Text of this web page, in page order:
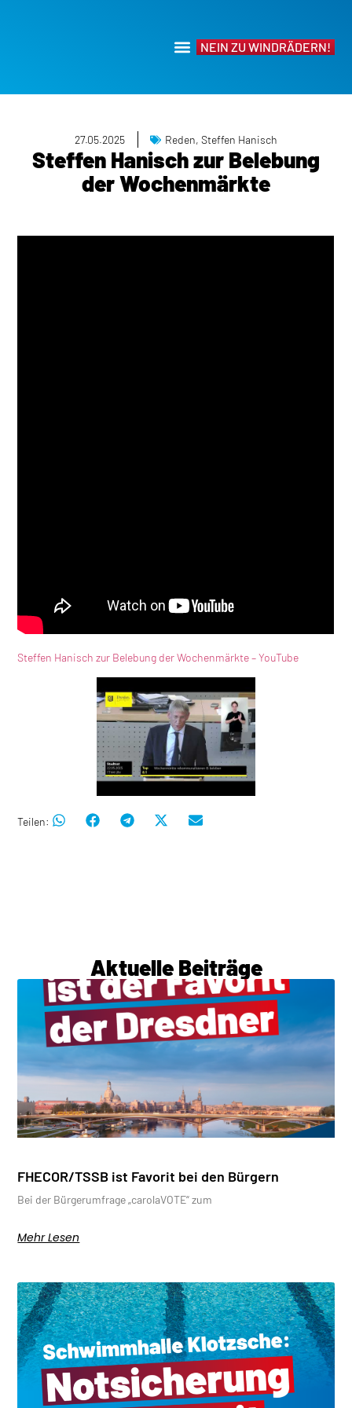
NEIN ZU WINDRÄDERN!
27.05.2025 Reden, Steffen Hanisch
Steffen Hanisch zur Belebung
der Wochenmärkte
Steffen Hanisch zur Belebung der Wochenmärkte – YouTube
Teilen:
Aktuelle Beiträge
FHECOR/TSSB ist Favorit bei den Bürgern
Bei der Bürgerumfrage „carolaVOTE“ zum
Mehr Lesen